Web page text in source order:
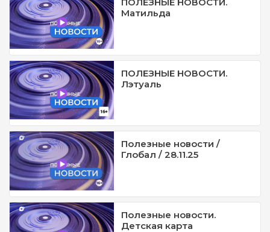
ПОЛЕЗНЫЕ НОВОСТИ.
Матильда
ПОЛЕЗНЫЕ НОВОСТИ.
Лэтуаль
Полезные новости /
Глобал / 28.11.25
Полезные новости.
Детская карта